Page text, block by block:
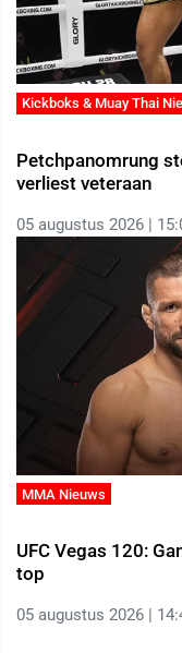
Kickboks & Muay Thai
Petchpanomrung
verliest veteraan
05 augustus 2026 |
MMA Nieuws
UFC Vegas 120:
top
05 augustus 2026 |